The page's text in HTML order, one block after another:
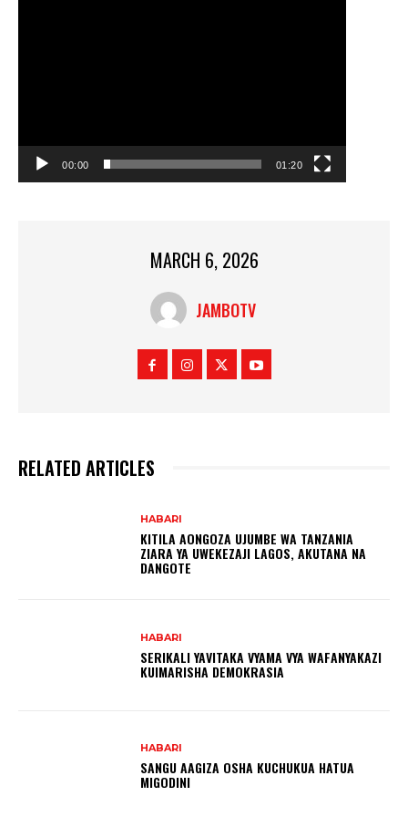
00:00 01:20
MARCH 6, 2026
JAMBOTV
RELATED ARTICLES
HABARI
KITILA AONGOZA UJUMBE WA TANZANIA
ZIARA YA UWEKEZAJI LAGOS, AKUTANA NA
DANGOTE
HABARI
SERIKALI YAVITAKA VYAMA VYA WAFANYAKAZI
KUIMARISHA DEMOKRASIA
HABARI
SANGU AAGIZA OSHA KUCHUKUA HATUA
MIGODINI ‎